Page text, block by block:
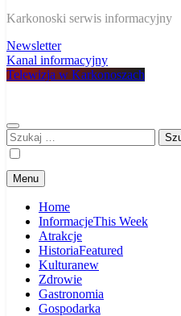
W Karkonoszach
Karkonoski serwis informacyjny
Newsletter
Kanal informacyjny
Telewizja w Karkonoszach
Szukaj:
Menu
Home
InformacjeThis Week
Atrakcje
HistoriaFeatured
Kulturanew
Zdrowie
Gastronomia
Gospodarka